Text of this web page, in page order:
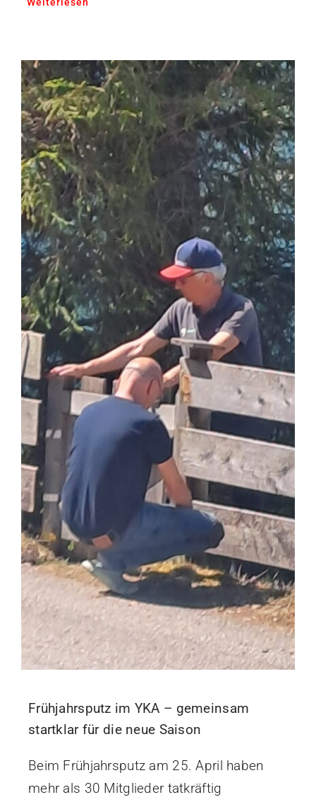
Frühjahrsputz im YKA – gemeinsam
startklar für die neue Saison
Beim Frühjahrsputz am 25. April haben
mehr als 30 Mitglieder tatkräftig